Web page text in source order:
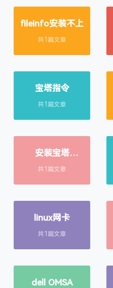
fileinfo安装不上
共1篇文章
宝塔指令
共1篇文章
安装宝塔
ionCube
共1篇文章
linux网卡
共1篇文章
dell OMSA